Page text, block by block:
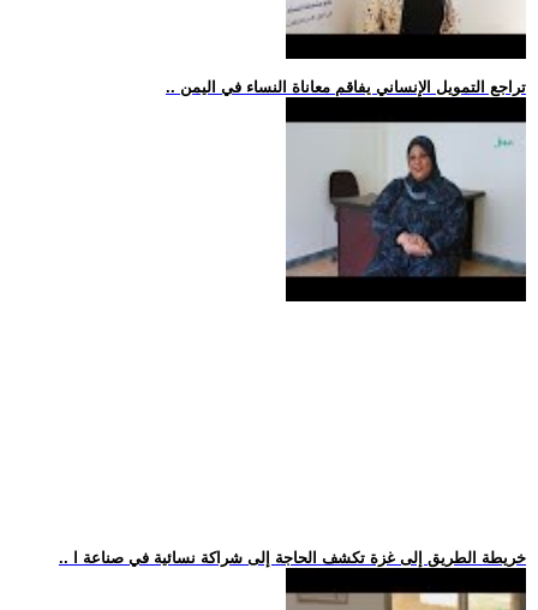
.. تراجع التمويل الإنساني يفاقم معاناة النساء في اليمن
.. خريطة الطريق إلى غزة تكشف الحاجة إلى شراكة نسائية في صناعة ا